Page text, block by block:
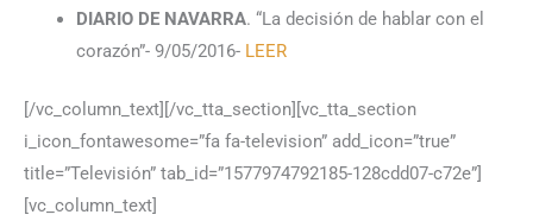
DIARIO DE NAVARRA. “La decisión de hablar con el
corazón”- 9/05/2016- LEER
[/vc_column_text][/vc_tta_section][vc_tta_section
i_icon_fontawesome=”fa fa-television” add_icon=”true”
title=”Televisión” tab_id=”1577974792185-128cdd07-c72e”]
[vc_column_text]